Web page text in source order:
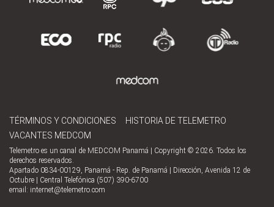
TÉRMINOS Y CONDICIONES
HISTORIA DE TELEMETRO
VACANTES MEDCOM
Telemetro es un canal de MEDCOM Panamá | Copyright © 2026. Todos los
derechos reservados.
Apartado 0834-00129, Panamá - Rep. de Panamá | Dirección, Avenida 12 de
Octubre | Central Telefónica (507) 390-6700
email: internet@telemetro.com